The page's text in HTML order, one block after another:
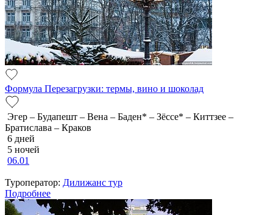
Формула Перезагрузки: термы, вино и шоколад
Эгер – Будапешт – Вена – Баден* – Зёссе* – Киттзее –
Братислава – Краков
6 дней
5 ночей
06.01
Туроператор: Дилижанс тур
Подробнее